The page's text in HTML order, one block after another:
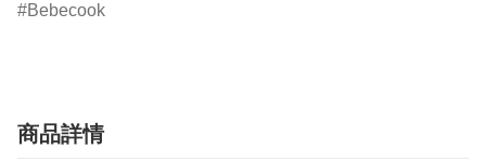
Bebecook
商品詳情